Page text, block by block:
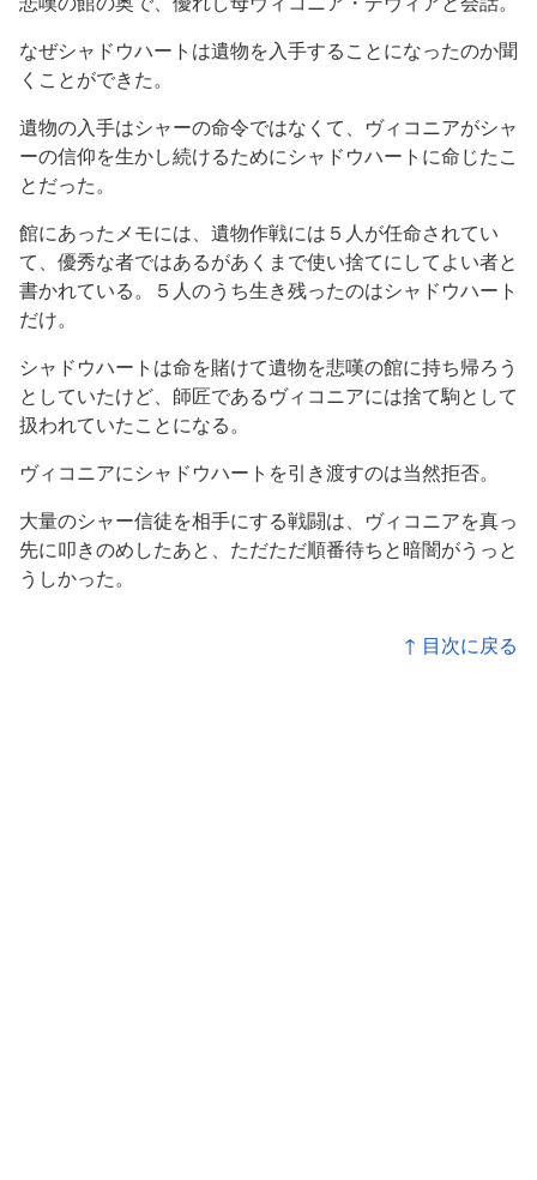
なぜシャドウハートは遺物を入手することになったのか聞
くことができた。
遺物の入手はシャーの命令ではなくて、ヴィコニアがシャ
ーの信仰を生かし続けるためにシャドウハートに命じたこ
とだった。
館にあったメモには、遺物作戦には５人が任命されてい
て、優秀な者ではあるがあくまで使い捨てにしてよい者と
書かれている。５人のうち生き残ったのはシャドウハート
だけ。
シャドウハートは命を賭けて遺物を悲嘆の館に持ち帰ろう
としていたけど、師匠であるヴィコニアには捨て駒として
扱われていたことになる。
ヴィコニアにシャドウハートを引き渡すのは当然拒否。
大量のシャー信徒を相手にする戦闘は、ヴィコニアを真っ
先に叩きのめしたあと、ただただ順番待ちと暗闇がうっと
うしかった。
↑ 目次に戻る